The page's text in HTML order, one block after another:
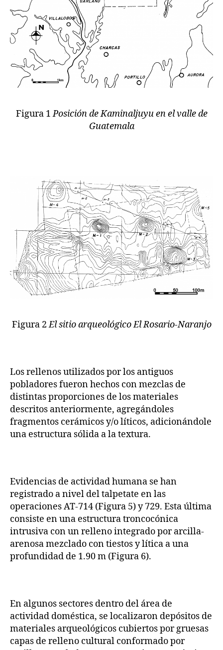
Figura 1Posición de Kaminaljuyu en el valle de
Guatemala
Figura 2El sitio arqueológico El Rosario-Naranjo
Los rellenos utilizados por los antiguos
pobladores fueron hechos con mezclas de
distintas proporciones de los materiales
descritos anteriormente, agregándoles
fragmentos cerámicos y/o líticos, adicionándole
una estructura sólida a la textura.
Evidencias de actividad humana se han
registrado a nivel del talpetate en las
operaciones AT-714 (Figura 5) y 729. Esta última
consiste en una estructura troncocónica
intrusiva con un relleno integrado por arcilla-
arenosa mezclado con tiestos y lítica a una
profundidad de 1.90 m (Figura 6).
En algunos sectores dentro del área de
actividad doméstica, se localizaron depósitos de
materiales arqueológicos cubiertos por gruesas
capas de relleno cultural conformado por